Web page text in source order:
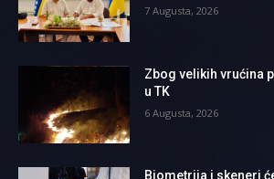
7 Augusta, 2026
Zbog velikih vrućina
u TK
6 Augusta, 2026
Biometrija i skeneri